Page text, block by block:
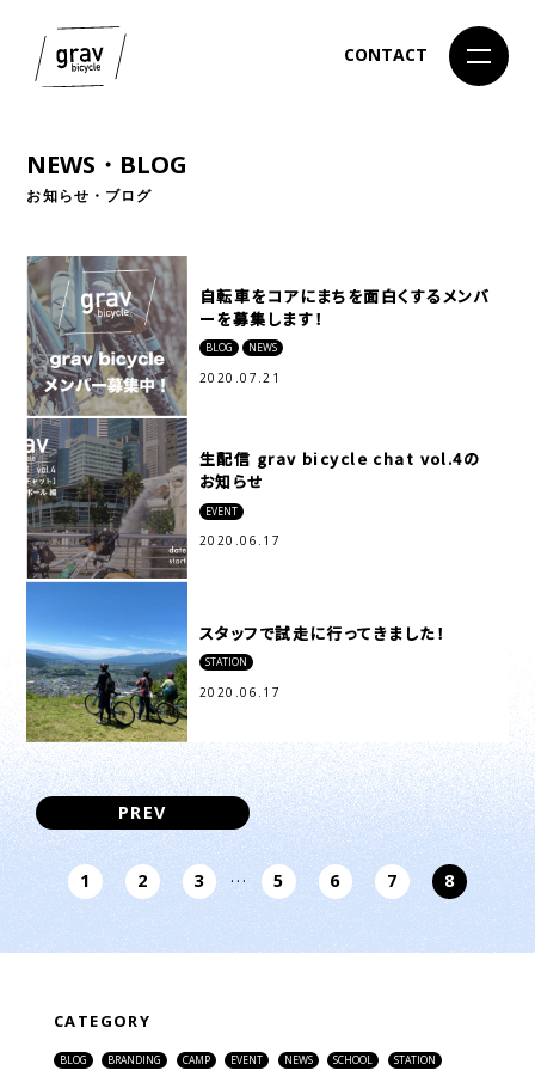
CONTACT
NEWS・BLOG
お知らせ・ブログ
自転車をコアにまちを面白くするメンバ
ーを募集します！
BLOG NEWS
2020.07.21
生配信 grav bicycle chat vol.4の
お知らせ
EVENT
2020.06.17
スタッフで試走に行ってきました！
STATION
2020.06.17
PREV
1 2 3 … 5 6 7 8
CATEGORY
BLOG BRANDING CAMP EVENT NEWS SCHOOL STATION